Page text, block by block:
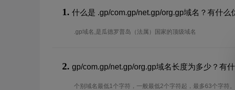
1. 什么是 .gp/com.gp/net.gp/org.gp域名？有什么
.gp域名,是瓜德罗普岛（法属）国家的顶级域名
2. gp/com.gp/net.gp/org.gp域名长度为多少？有什
个别域名最低1个字符，一般最低2个字符起，最多63个字符。